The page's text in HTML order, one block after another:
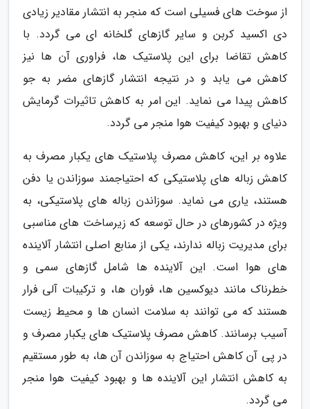
از سوخت های فسیلی است که منجر به انتشار مقادیر زیادی
دی اکسید کربن و سایر گازهای گلخانه ای می گردد. با
کاهش تقاضا برای این پلاستیک ها، فراوری آن ها نیز
کاهش می یابد و در نتیجه انتشار گازهای مضر به جو
کاهش پیدا می نماید. این امر به کاهش تاثیرات گرمایش
دنیای و بهبود کیفیت هوا منجر می گردد.
علاوه بر این، کاهش مصرف پلاستیک های یکبار مصرف به
کاهش زباله های پلاستیکی که احتیاجمند سوزاندن یا دفن
هستند، یاری می نماید. سوزاندن زباله های پلاستیکی، به
ویژه در کشورهای در حال توسعه که زیرساخت های مناسبی
برای مدیریت زباله ندارند، یکی از منابع اصلی انتشار آلاینده
های هوا است. این آلاینده ها شامل گازهای سمی و
خطرناک مانند دیوکسین ها، فوران ها، و ترکیبات آلی فرار
هستند که می توانند به سلامت انسان ها و محیط زیست
آسیب برسانند. کاهش مصرف پلاستیک های یکبار مصرف و
در پی آن کاهش احتیاج به سوزاندن آن ها، به طور مستقیم
به کاهش انتشار این آلاینده ها و بهبود کیفیت هوا منجر
می گردد.